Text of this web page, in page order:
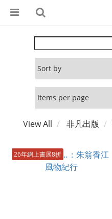
View All 非凡出版
26年網上書展8折